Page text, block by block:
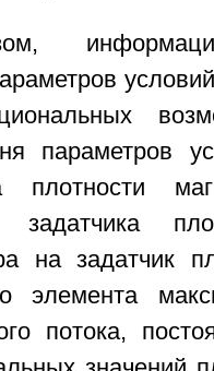
параметров
плотности
задатчика
на задатчик
элемента
потока,